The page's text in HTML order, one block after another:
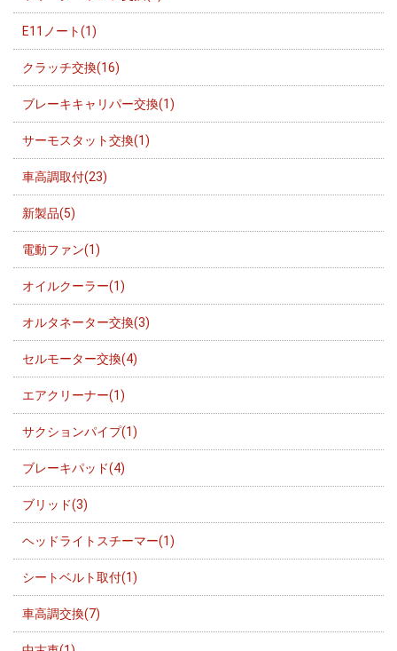
E11ノート(1)
クラッチ交換(16)
ブレーキキャリパー交換(1)
サーモスタット交換(1)
車高調取付(23)
新製品(5)
電動ファン(1)
オイルクーラー(1)
オルタネーター交換(3)
セルモーター交換(4)
エアクリーナー(1)
サクションパイプ(1)
ブレーキパッド(4)
ブリッド(3)
ヘッドライトスチーマー(1)
シートベルト取付(1)
車高調交換(7)